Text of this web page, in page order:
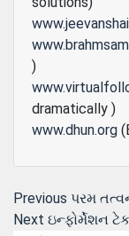
)
dramatically )
www.dhun.org
Post
Previous Previous
post:
પરમ
Next Next
ઇન્‍ફોર્મેશન